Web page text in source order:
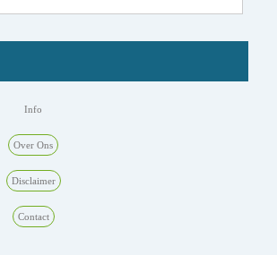
Info
Over Ons
Disclaimer
Contact